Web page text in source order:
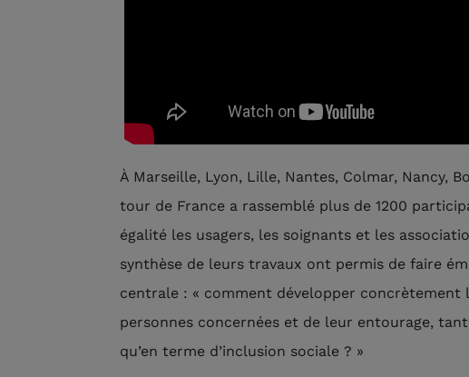
À Marseille, Lyon, Lille, Nantes, Colmar, Nancy,
tour de France a rassemblé plus de 1200
égalité les usagers, les soignants et les
synthèse de leurs travaux ont permis de faire
centrale : « comment développer concrètement
personnes concernées et de leur entourage,
qu’en terme d’inclusion sociale ? »